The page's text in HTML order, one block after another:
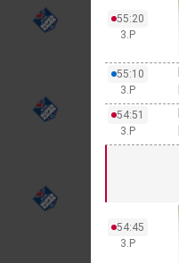
55:20
3.P
55:10
3.P
54:51
3.P
54:45
3.P